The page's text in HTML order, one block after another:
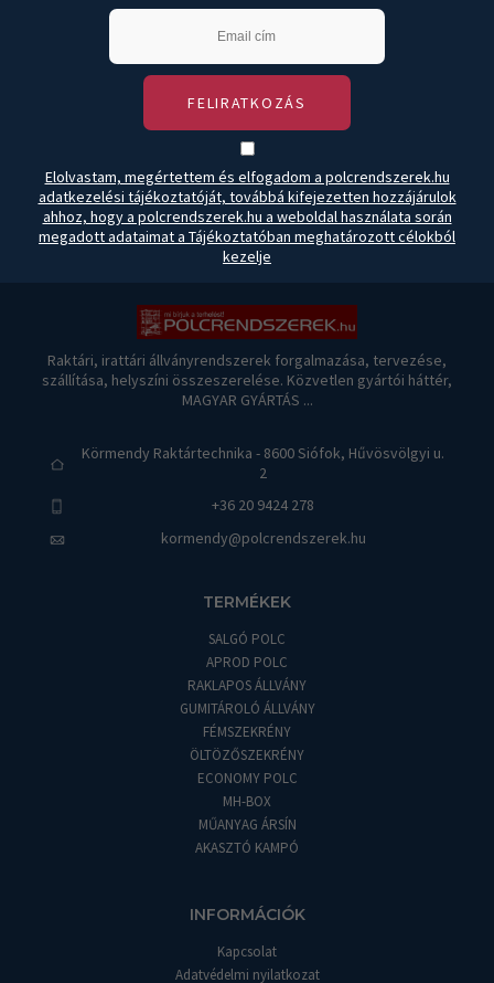
FELIRATKOZÁS
Elolvastam, megértettem és elfogadom a polcrendszerek.hu
adatkezelési tájékoztatóját, továbbá kifejezetten hozzájárulok
ahhoz, hogy a polcrendszerek.hu a weboldal használata során
megadott adataimat a Tájékoztatóban meghatározott célokból
kezelje
Raktári, irattári állványrendszerek forgalmazása, tervezése,
szállítása, helyszíni összeszerelése. Közvetlen gyártói háttér,
MAGYAR GYÁRTÁS ...
Körmendy Raktártechnika - 8600 Siófok, Hűvösvölgyi u.
2
+36 20 9424 278
kormendy@polcrendszerek.hu
TERMÉKEK
SALGÓ POLC
APROD POLC
RAKLAPOS ÁLLVÁNY
GUMITÁROLÓ ÁLLVÁNY
FÉMSZEKRÉNY
ÖLTÖZŐSZEKRÉNY
ECONOMY POLC
MH-BOX
MŰANYAG ÁRSÍN
AKASZTÓ KAMPÓ
INFORMÁCIÓK
Kapcsolat
Adatvédelmi nyilatkozat